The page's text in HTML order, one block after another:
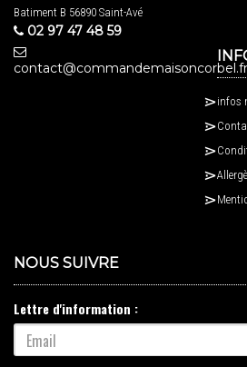
Batiment B 56890 Saint-Avé
02 97 47 48 59
contact@commandemaisoncorbel.fr
infos
NOUS SUIVRE
Lettre d'information :